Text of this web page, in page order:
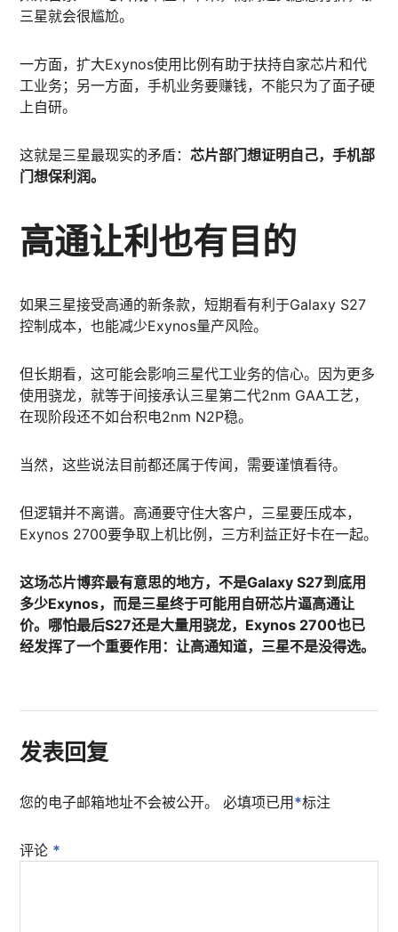
三星就会很尴尬。
一方面，扩大Exynos使用比例有助于扶持自家芯片和代
工业务；另一方面，手机业务要赚钱，不能只为了面子硬
上自研。
这就是三星最现实的矛盾：芯片部门想证明自己，手机部
门想保利润。
高通让利也有目的
如果三星接受高通的新条款，短期看有利于Galaxy S27
控制成本，也能减少Exynos量产风险。
但长期看，这可能会影响三星代工业务的信心。因为更多
使用骁龙，就等于间接承认三星第二代2nm GAA工艺，
在现阶段还不如台积电2nm N2P稳。
当然，这些说法目前都还属于传闻，需要谨慎看待。
但逻辑并不离谱。高通要守住大客户，三星要压成本，
Exynos 2700要争取上机比例，三方利益正好卡在一起。
这场芯片博弈最有意思的地方，不是Galaxy S27到底用
多少Exynos，而是三星终于可能用自研芯片逼高通让
价。哪怕最后S27还是大量用骁龙，Exynos 2700也已
经发挥了一个重要作用：让高通知道，三星不是没得选。
发表回复
您的电子邮箱地址不会被公开。 必填项已用*标注
评论 *